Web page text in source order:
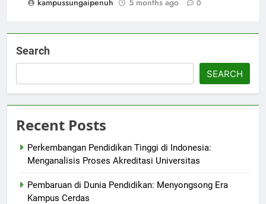
0
Search
SEARCH
Recent Posts
Perkembangan Pendidikan Tinggi di Indonesia:
Menganalisis Proses Akreditasi Universitas
Pembaruan di Dunia Pendidikan: Menyongsong Era
Kampus Cerdas